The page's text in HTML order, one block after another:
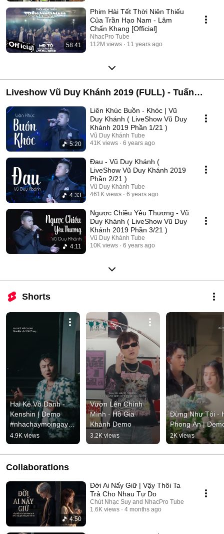
58:41
Phim Hài Tết Thời Niên Thiếu
Của Trần Hạo Nam - Lâm
Chấn Khang [Official]
NhacPro Tube
112M views
11 years ago
Liveshow Vũ Duy Khánh 2019 (FULL) - Tuấn
Hưng , Đạt G , Dương Hoàng Yến
5:20
Liên Khúc Buồn - Khóc | Vũ
Duy Khánh ( LiveShow Vũ Duy
Khánh 2019 Phần 1/21 )
Vũ Duy Khánh Tube
41K views
6 years ago
4:33
Đau - Vũ Duy Khánh (
LiveShow Vũ Duy Khánh 2019
Phần 2/21 )
Vũ Duy Khánh Tube
461K views
6 years ago
4:11
Ngược Chiều Yêu Thương - Vũ
Duy Khánh ( LiveShow Vũ Duy
Khánh 2019 Phần 3/21 )
Vũ Duy Khánh Tube
10K views
6 years ago
Shorts
Hai Kẻ Vô Danh -
Kenshin | Demo
#nhachaymoingay
#tamtrang
4.9K views
Vươn Lên Chính
Mình - Hồ Gia
Khánh Demo
3.2K views
Đừng Như Tôi -
Phong An |
2K views
Collaborations
4:50
Đời Ai Nấy Giữ | Vậy Thôi Ta
Trả Cho Nhau Tự Do
Chút Nhạc Suy and NhacPro Tube
1.6K views
4 months ago